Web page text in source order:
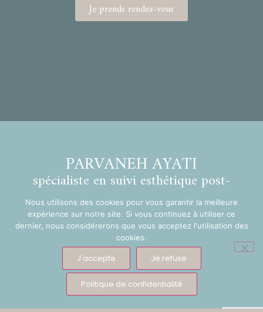
Je prends rendez-vous
PARVANEH AYATI
spécialiste en suivi esthétique post-
opératoire
Crédits & Mentions Légales Politique de confidentialité
Copyright © 2026 Ostéopathie opératoire et esthétique à
Paris 08 – spécialisée en suivi post-opératoire
Nous utilisons des cookies pour vous garantir la meilleure
expérience sur notre site. Si vous continuez à utiliser ce
dernier, nous considérerons que vous acceptez l'utilisation des
cookies.
J'accepte Je refuse
Politique de confidentialité